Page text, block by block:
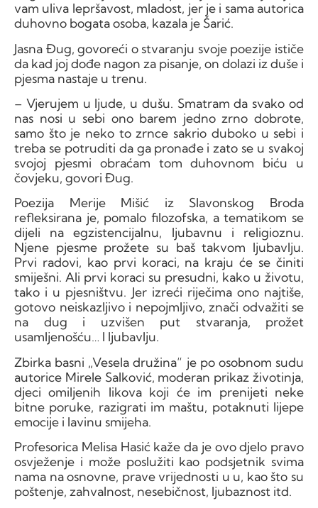
vam uliva lepršavost, mladost, jer je i sama autorica
duhovno bogata osoba, kazala je Šarić.
Jasna Đug, govoreći o stvaranju svoje poezije ističe
da kad joj dođe nagon za pisanje, on dolazi iz duše i
pjesma nastaje u trenu.
– Vjerujem u ljude, u dušu. Smatram da svako od
nas nosi u sebi ono barem jedno zrno dobrote,
samo što je neko to zrnce sakrio duboko u sebi i
treba se potruditi da ga pronađe i zato se u svakoj
svojoj pjesmi obraćam tom duhovnom biću u
čovjeku, govori Đug.
Poezija Merije Mišić iz Slavonskog Broda
refleksirana je, pomalo filozofska, a tematikom se
dijeli na egzistencijalnu, ljubavnu i religioznu.
Njene pjesme prožete su baš takvom ljubavlju.
Prvi radovi, kao prvi koraci, na kraju će se činiti
smiješni. Ali prvi koraci su presudni, kako u životu,
tako i u pjesništvu. Jer izreći riječima ono najtiše,
gotovo neiskazljivo i nepojmljivo, znači odvažiti se
na dug i uzvišen put stvaranja, prožet
usamljenošću… I ljubavlju.
Zbirka basni „Vesela družina“ je po osobnom sudu
autorice Mirele Salković, moderan prikaz životinja,
djeci omiljenih likova koji će im prenijeti neke
bitne poruke, razigrati im maštu, potaknuti lijepe
emocije i lavinu smijeha.
Profesorica Melisa Hasić kaže da je ovo djelo pravo
osvježenje i može poslužiti kao podsjetnik svima
nama na osnovne, prave vrijednosti u u, kao što su
poštenje, zahvalnost, nesebičnost, ljubaznost itd.